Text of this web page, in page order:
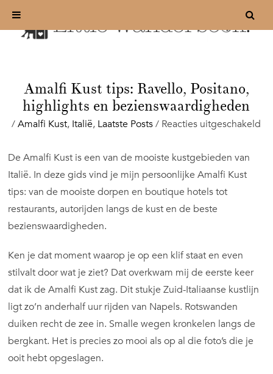
Amalfi Kust tips: Ravello, Positano,
highlights en bezienswaardigheden
/Amalfi Kust, Italië, Laatste Posts/ Reacties uitgeschakeld
De Amalfi Kust is een van de mooiste kustgebieden van
Italië. In deze gids vind je mijn persoonlijke Amalfi Kust
tips: van de mooiste dorpen en boutique hotels tot
restaurants, autorijden langs de kust en de beste
bezienswaardigheden.
Ken je dat moment waarop je op een klif staat en even
stilvalt door wat je ziet? Dat overkwam mij de eerste keer
dat ik de Amalfi Kust zag. Dit stukje Zuid-Italiaanse kustlijn
ligt zo’n anderhalf uur rijden van Napels. Rotswanden
duiken recht de zee in. Smalle wegen kronkelen langs de
bergkant. Het is precies zo mooi als op al die foto’s die je
ooit hebt opgeslagen.